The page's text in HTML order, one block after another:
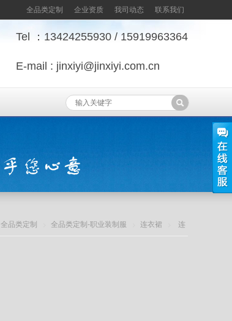
全品类定制 企业资质 我司动态 联系我们
Tel ：13424255930 / 15919963364
E-mail : jinxiyi@jinxiyi.com.cn
全品类定制 全品类定制-职业装制服 连衣裙 连